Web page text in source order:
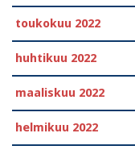
toukokuu 2022
huhtikuu 2022
maaliskuu 2022
helmikuu 2022